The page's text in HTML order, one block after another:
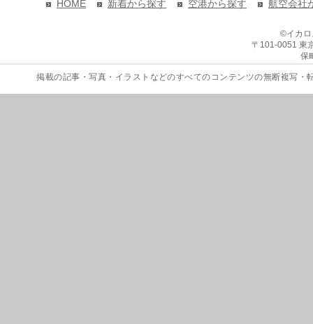
HOME 新着から探す 空港から探す 航空会社
©イカ
〒101-0051 東
保
掲載の記事・写真・イラストなどのすべてのコンテンツの無断複